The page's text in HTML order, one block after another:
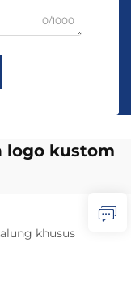
0/1000
logo kustom
khusus